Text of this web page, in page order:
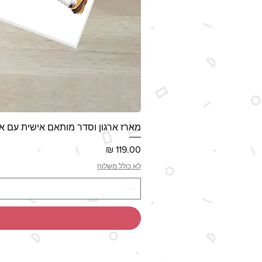
מארז ארגון וסדר מותאם אישית עם
מחיר
לא כולל משלוח